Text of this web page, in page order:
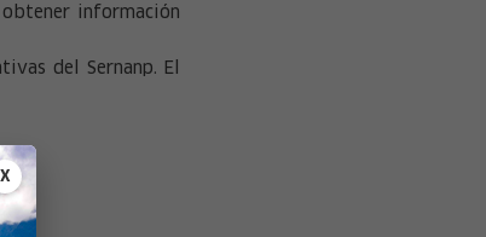
X
información
del Sernanp. El